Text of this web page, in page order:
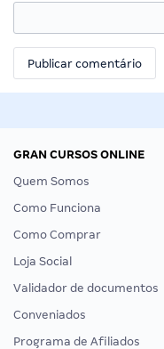
GRAN CURSOS ONLINE
Quem Somos
Como Funciona
Como Comprar
Loja Social
Validador de documentos
Conveniados
Programa de Afiliados